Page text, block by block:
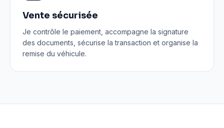
Vente sécurisée
Je contrôle le paiement, accompagne la signature
des documents, sécurise la transaction et organise la
remise du véhicule.